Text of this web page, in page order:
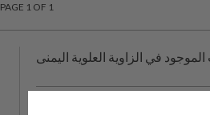
PAGE 1 OF 1